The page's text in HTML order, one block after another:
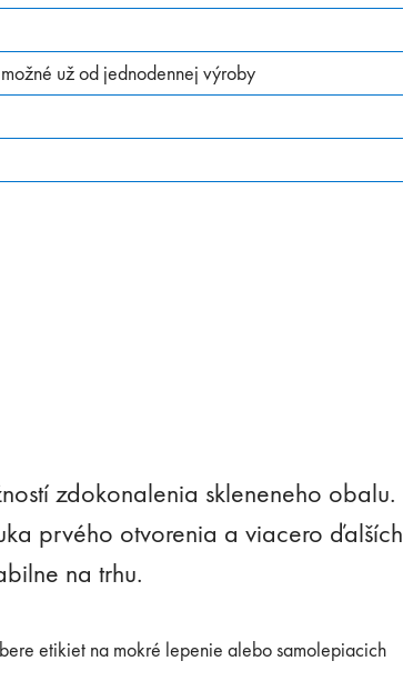
už od jednodennej výroby
zdokonalenia skleneneho obalu.
prvého otvorenia a viacero ďalších
na trhu.
etikiet na mokré lepenie alebo samolepiacich